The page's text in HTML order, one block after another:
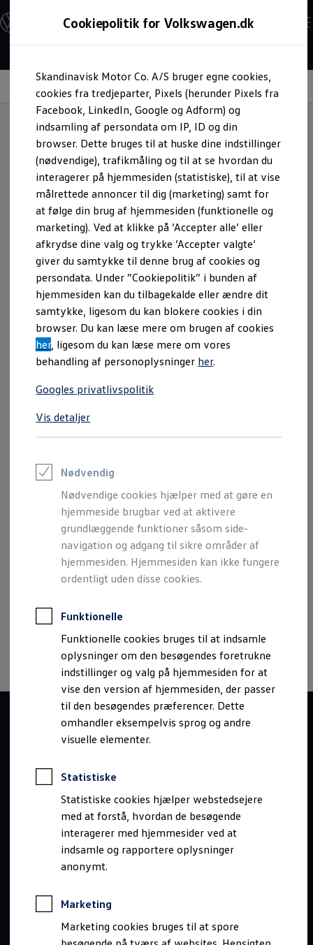
Cookiepolitik for Volkswagen.dk
Skandinavisk Motor Co. A/S bruger egne cookies,
cookies fra tredjeparter, Pixels (herunder Pixels fra
Facebook, LinkedIn, Google og Adform) og
indsamling af persondata om IP, ID og din
browser. Dette bruges til at huske dine indstillinger
(nødvendige), trafikmåling og til at se hvordan du
interagerer på hjemmesiden (statistiske), til at vise
målrettede annoncer til dig (marketing) samt for
at følge din brug af hjemmesiden (funktionelle og
marketing). Ved at klikke på ’Accepter alle’ eller
afkrydse dine valg og trykke ’Accepter valgte’
giver du samtykke til denne brug af cookies og
persondata. Under ”Cookiepolitik” i bunden af
hjemmesiden kan du tilbagekalde eller ændre dit
samtykke, ligesom du kan blokere cookies i din
browser. Du kan læse mere om brugen af cookies
her, ligesom du kan læse mere om vores
behandling af personoplysninger her.
Googles privatlivspolitik
Vis detaljer
Nødvendig
Nødvendige cookies hjælper med at gøre en
hjemmeside brugbar ved at aktivere
grundlæggende funktioner såsom side-
navigation og adgang til sikre områder af
hjemmesiden. Hjemmesiden kan ikke fungere
ordentligt uden disse cookies.
Funktionelle
Funktionelle cookies bruges til at indsamle
oplysninger om den besøgendes foretrukne
indstillinger og valg på hjemmesiden for at
vise den version af hjemmesiden, der passer
til den besøgendes præferencer. Dette
omhandler eksempelvis sprog og andre
visuelle elementer.
Statistiske
Statistiske cookies hjælper webstedsejere
med at forstå, hvordan de besøgende
interagerer med hjemmesider ved at
indsamle og rapportere oplysninger
anonymt.
Marketing
Marketing cookies bruges til at spore
hovedindhold
footer
Modeller og konfigurator
Byg din Volkswagen
Alle modeller
Kend din Volkswagen
Erhvervsbiler
Værktøjskassen
ConnectedFleet
Service
California on Tour app
Elektriske biler
Elbiler
ID. Polo
ID. Cross
ID.3 Neo
ID.4
ID.5
ID.7
ID.7 Tourer
ID. Buzz
Konceptbiler
ID. EVERY1
ID. 2all & ID. GTI
Varebiler på el
Elektromobilitet i dagligdagen
Eldrevne modeller
ID. Buzz Cargo
Opladning og Rækkevidde
Opladning med Clever
Opladning med Clever - Erhvervsbiler
Udregn din rækkevidde
Lær din ID. at kende
Varmepumpe
Energieffektivitet
Teaser Battery Regulation
Software og konnektivitet
ID. Software 6.0
ID.- softwareversioner og opdateringer
Grænseflader til din ID.
Køb og leasing
Lagerbiler til hurtig levering
Book en prøvetur
Bestil et tilbud
Brugte biler
Pendlerleasing
Budgetberegner
Firmabil
Vejen til en ny Volkswagen
Online Privatleasing
Finansiering og forsikring
Volkswagen Forsikring
Volkswagen Finansiering
Ejere og services
Book tid på værkstedet
Service
Serviceabonnementer
Service 5+
Service på elbiler
Prismatch
Fordele ved autoriseret værksted
Brugbar information
Servicefordele
Digitale ekstrafunktioner
Se tjenesterne til din model
Volkswagen-apps, login og shop
Forhøjet anhængervægt
Vær i stand til at
transportere mere.
med elektrisk frigørelse, kan takket være
stødfangeren.
Juridisk information Samtykke
Privatlivspolitik
Cookiepolitik
Handelsbetingelser
Volkswagen AG (Kolofon og juridiske tekster)
Volkswagen Databeskyttelsesportal